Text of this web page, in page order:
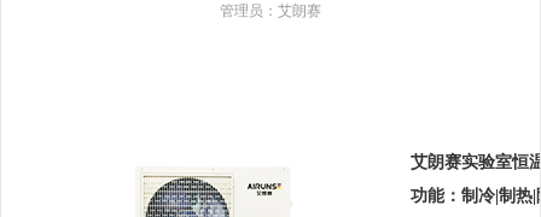
管理员：艾朗赛
艾朗赛实验室恒
功能：制冷|制热|